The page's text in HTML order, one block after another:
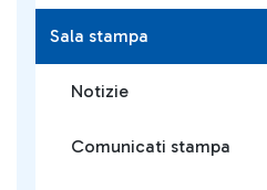
Sala stampa
Notizie
Comunicati stampa